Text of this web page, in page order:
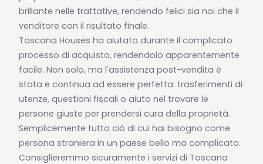
brillante nelle trattative, rendendo felici sia noi che il
venditore con il risultato finale.
Toscana Houses ha aiutato durante il complicato
processo di acquisto, rendendolo apparentemente
facile. Non solo, ma l'assistenza post-vendita è
stata e continua ad essere perfetta: trasferimenti di
utenze, questioni fiscali o aiuto nel trovare le
persone giuste per prendersi cura della proprietà.
Semplicemente tutto ciò di cui hai bisogno come
persona straniera in un paese bello ma complicato.
Consiglieremmo sicuramente i servizi di Toscana